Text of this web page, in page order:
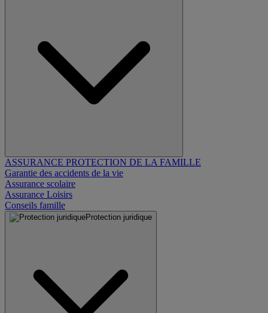
ASSURANCE PROTECTION DE LA FAMILLE
Garantie des accidents de la vie
Assurance scolaire
Assurance Loisirs
Conseils famille
Protection juridique